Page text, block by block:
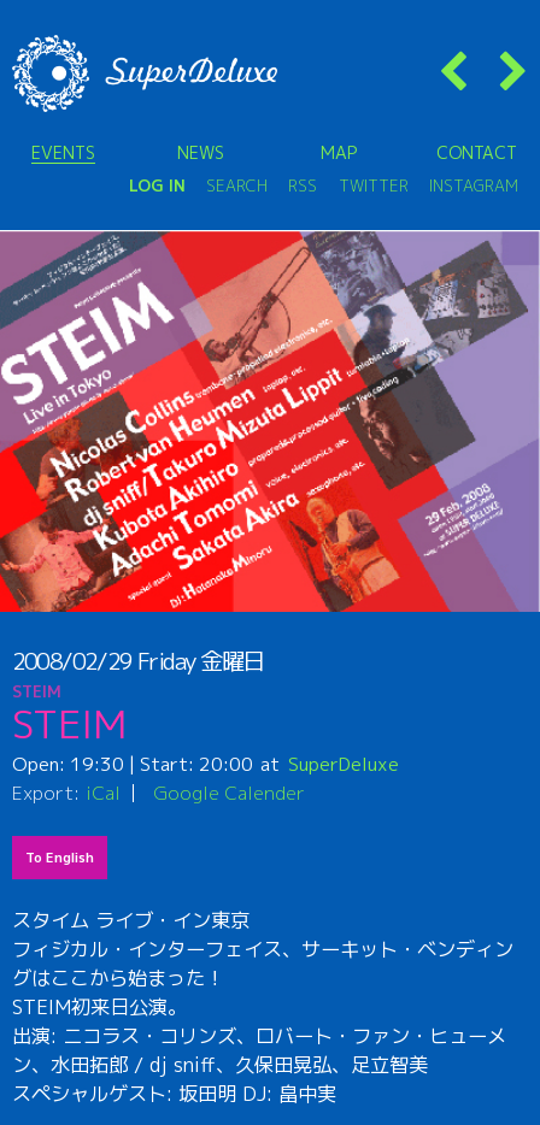
EVENTS NEWS MAP CONTACT
LOG IN SEARCH RSS TWITTER INSTAGRAM
2008/02/29Friday金曜日
STEIM
STEIM
Open: 19:30 | Start: 20:00
SuperDeluxe
Export: iCal Google Calender
To English
スタイム ライブ・イン東京
フィジカル・インターフェイス、サーキット・ベンディン
グはここから始まった！
STEIM初来日公演。
出演: ニコラス・コリンズ、ロバート・ファン・ヒューメ
ン、水田拓郎 / dj sniff、久保田晃弘、足立智美
スペシャルゲスト: 坂田明 DJ: 畠中実